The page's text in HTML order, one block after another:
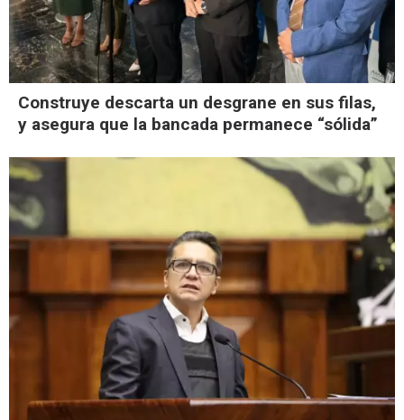
Construye descarta un desgrane en sus filas,
y asegura que la bancada permanece “sólida”